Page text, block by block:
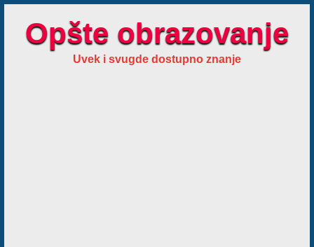
Opšte obrazovanje
Uvek i svugde dostupno znanje